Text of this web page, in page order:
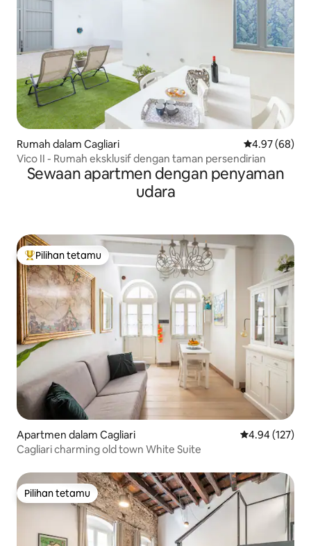
Rumah dalam Cagliari Penarafan
4.97 (68)
Vico II - Rumah eksklusif dengan taman persendirian
Sewaan apartmen dengan penyaman
udara
Pilihan utama tetamu
Pilihan tetamu
Apartmen dalam Cagliari Penarafan
4.94 (127)
Cagliari charming old town White Suite
Pilihan tetamu
Pilihan tetamu